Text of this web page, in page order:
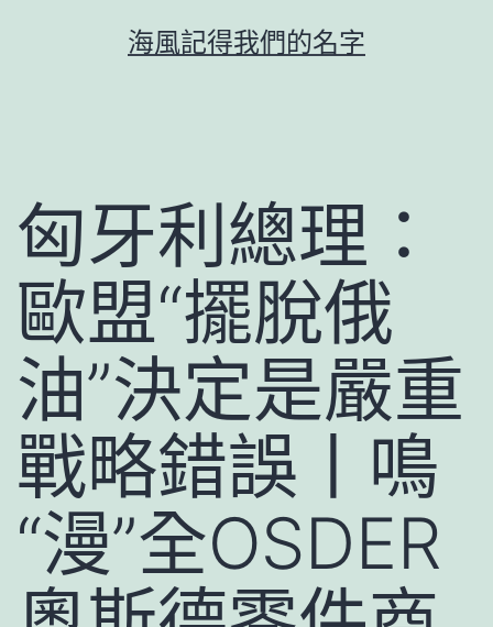
海風記得我們的名字
匈牙利總理：
歐盟“擺脫俄
油”決定是嚴重
戰略錯誤丨鳴
“漫”全OSDER